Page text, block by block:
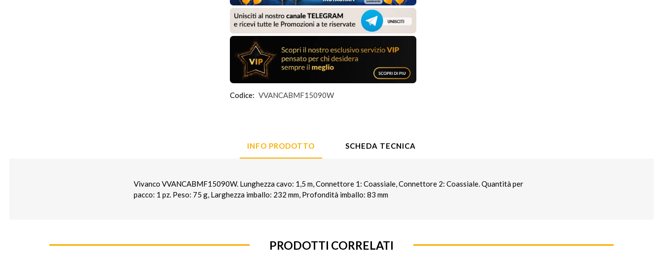
Codice: VVANCABMF15090W
INFO PRODOTTO SCHEDA TECNICA
Vivanco VVANCABMF15090W. Lunghezza cavo: 1,5 m, Connettore 1: Coassiale, Connettore 2: Coassiale. Quantità per
pacco: 1 pz. Peso: 75 g, Larghezza imballo: 232 mm, Profondità imballo: 83 mm
PRODOTTI CORRELATI